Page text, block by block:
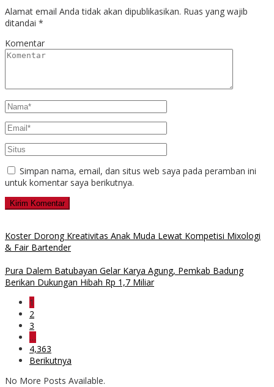
Alamat email Anda tidak akan dipublikasikan. Ruas yang wajib
ditandai *
Komentar
Simpan nama, email, dan situs web saya pada peramban ini
untuk komentar saya berikutnya.
Koster Dorong Kreativitas Anak Muda Lewat Kompetisi Mixologi
& Fair Bartender
Pura Dalem Batubayan Gelar Karya Agung, Pemkab Badung
Berikan Dukungan Hibah Rp 1,7 Miliar
1
2
3
…
4,363
Berikutnya
No More Posts Available.